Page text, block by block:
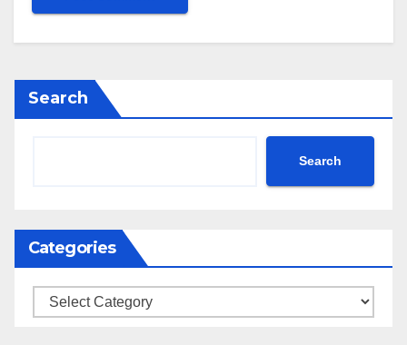
Search
Search
Categories
Categories